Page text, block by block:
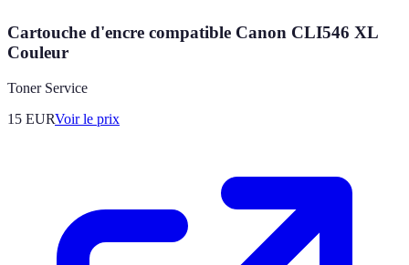
Cartouche d'encre compatible Canon CLI546 XL
Couleur
Toner Service
15 EURVoir le prix